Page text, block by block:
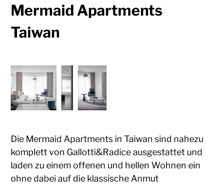
Horst
Handelsagentur
Mermaid Apartments
Taiwan
Die Mermaid Apartments in Taiwan sind nahezu
komplett von Gallotti&Radice ausgestattet und
laden zu einem offenen und hellen Wohnen ein
ohne dabei auf die klassische Anmut